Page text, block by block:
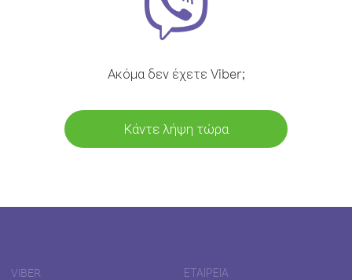
Ακόμα δεν έχετε Viber;
Κάντε λήψη τώρα
VIBER ΕΤΑΙΡΕΊΑ